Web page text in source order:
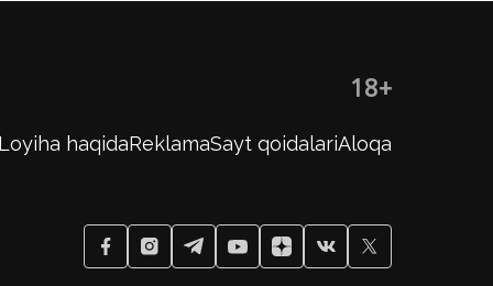
18+
Loyiha haqidaReklamaSayt qoidalariAloqa